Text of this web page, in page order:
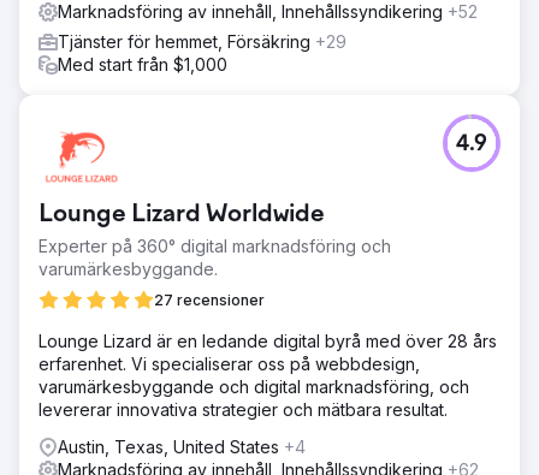
Marknadsföring av innehåll, Innehållssyndikering +52
Tjänster för hemmet, Försäkring +29
Med start från $1,000
Lounge Lizard Worldwide
Experter på 360° digital marknadsföring och
varumärkesbyggande.
27 recensioner
4.9
Lounge Lizard är en ledande digital byrå med över 28 års
erfarenhet. Vi specialiserar oss på webbdesign,
varumärkesbyggande och digital marknadsföring, och
levererar innovativa strategier och mätbara resultat.
Austin, Texas, United States +4
Marknadsföring av innehåll, Innehållssyndikering +62